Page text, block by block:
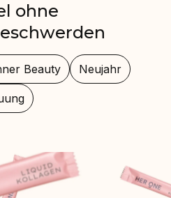
ohne
Beauty Neujahr